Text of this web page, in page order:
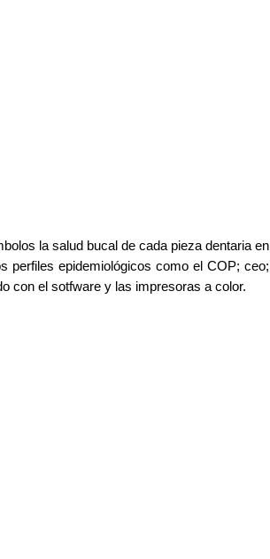
la salud bucal de cada pieza dentaria en
perfiles epidemiológicos como el COP; ceo;
con el sotfware y las impresoras a color.